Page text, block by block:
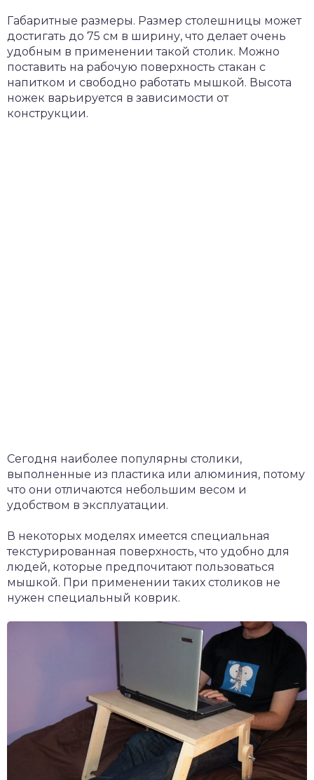
Габаритные размеры. Размер столешницы может
достигать до 75 см в ширину, что делает очень
удобным в применении такой столик. Можно
поставить на рабочую поверхность стакан с
напитком и свободно работать мышкой. Высота
ножек варьируется в зависимости от
конструкции.
Сегодня наиболее популярны столики,
выполненные из пластика или алюминия, потому
что они отличаются небольшим весом и
удобством в эксплуатации.
В некоторых моделях имеется специальная
текстурированная поверхность, что удобно для
людей, которые предпочитают пользоваться
мышкой. При применении таких столиков не
нужен специальный коврик.